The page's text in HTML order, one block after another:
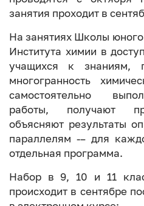
занятия проходит в
На занятиях Школы
Института химии в
учащихся к знаниям,
многогранность
самостоятельно
работы, получают
объясняют результаты
параллелям -– для
отдельная программа.
Набор в 9, 10 и 11
происходит в сентябре